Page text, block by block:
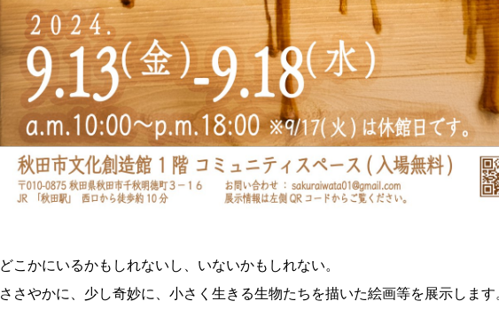
どこかにいるかもしれないし、いないかもしれない。
ささやかに、少し奇妙に、小さく生きる生物たちを描いた絵画等を展示しま